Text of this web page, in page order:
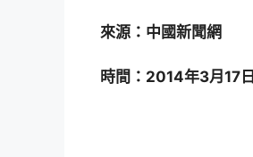
來源：中國新聞網
時間：2014年3月17日